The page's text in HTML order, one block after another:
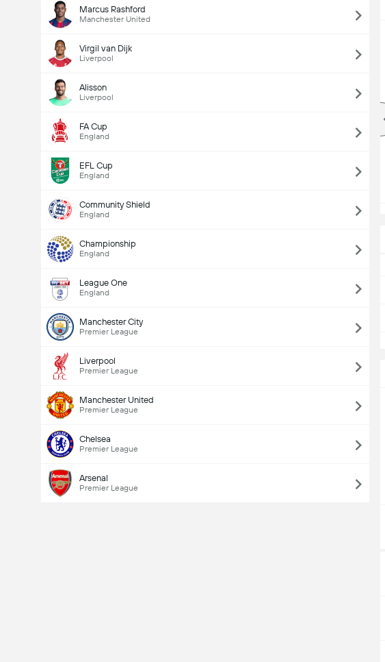
Marcus Rashford
Manchester United
Virgil van Dijk
Liverpool
Alisson
Liverpool
FA Cup
England
EFL Cup
England
Community Shield
England
Championship
England
League One
England
Manchester City
Premier League
Liverpool
Premier League
Manchester United
Premier League
Chelsea
Premier League
Arsenal
Premier League
Antal Mål i Kampen (2.5)
Samlet antal stemmer: 535